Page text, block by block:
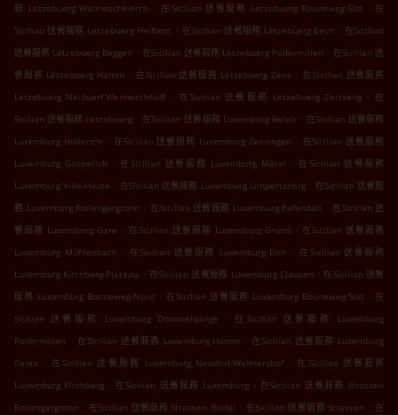
務 Lëtzebuerg Weimeschkierch
. 在Sicilian 送餐服務 Lëtzebuerg Bouneweg-Süd . 在
Sicilian 送餐服務 Lëtzebuerg Helftent . 在Sicilian 送餐服務 Lëtzebuerg Eech . 在Sicilian
送餐服務 Lëtzebuerg Beggen . 在Sicilian 送餐服務 Lëtzebuerg Polfermillen . 在Sicilian 送
餐服務 Lëtzebuerg Hamm . 在Sicilian 送餐服務 Lëtzebuerg Zens . 在Sicilian 送餐服務
Lëtzebuerg Neiduerf-Weimeschhaff . 在Sicilian 送餐服務 Lëtzebuerg Zéisseng . 在
Sicilian 送餐服務 Lëtzebuerg . 在Sicilian 送餐服務 Luxemburg Belair . 在Sicilian 送餐服務
Luxemburg Hollerich . 在Sicilian 送餐服務 Luxemburg Zessingen . 在Sicilian 送餐服務
Luxemburg Gasperich . 在Sicilian 送餐服務 Luxemburg Märel . 在Sicilian 送餐服務
Luxemburg Ville-Haute . 在Sicilian 送餐服務 Luxemburg Limpertsberg . 在Sicilian 送餐服
務 Luxemburg Rollengergronn . 在Sicilian 送餐服務 Luxemburg Pafendall . 在Sicilian 送
餐服務 Luxemburg Gare . 在Sicilian 送餐服務 Luxemburg Grund . 在Sicilian 送餐服務
Luxemburg Mühlenbach . 在Sicilian 送餐服務 Luxemburg Eich . 在Sicilian 送餐服務
Luxemburg Kirchberg-Plateau . 在Sicilian 送餐服務 Luxemburg Clausen . 在Sicilian 送餐
服務 Luxemburg Bonneweg-Nord . 在Sicilian 送餐服務 Luxemburg Bouneweg-Süd . 在
Sicilian 送餐服務 Luxemburg Dommeldange
. 在Sicilian 送餐服務 Luxemburg
Polfermillen . 在Sicilian 送餐服務 Luxemburg Hamm . 在Sicilian 送餐服務 Luxemburg
Cents
. 在Sicilian 送餐服務 Luxemburg Neudorf-Weimershof . 在Sicilian 送餐服務
Luxemburg Kirchberg . 在Sicilian 送餐服務 Luxemburg . 在Sicilian 送餐服務 Strassen
Rollengergronn . 在Sicilian 送餐服務 Strassen Bridel . 在Sicilian 送餐服務 Strassen . 在